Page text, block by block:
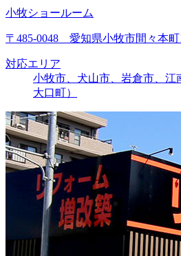
小牧ショールーム
〒485-0048 愛知県小牧市間々本町
対応エリア
小牧市、犬山市、岩倉市、江
大口町）